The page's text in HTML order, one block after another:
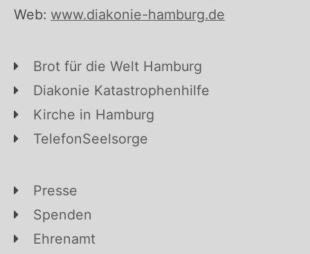
Web: www.diakonie-hamburg.de
Brot für die Welt Hamburg
Diakonie Katastrophenhilfe
Kirche in Hamburg
TelefonSeelsorge
Presse
Spenden
Ehrenamt